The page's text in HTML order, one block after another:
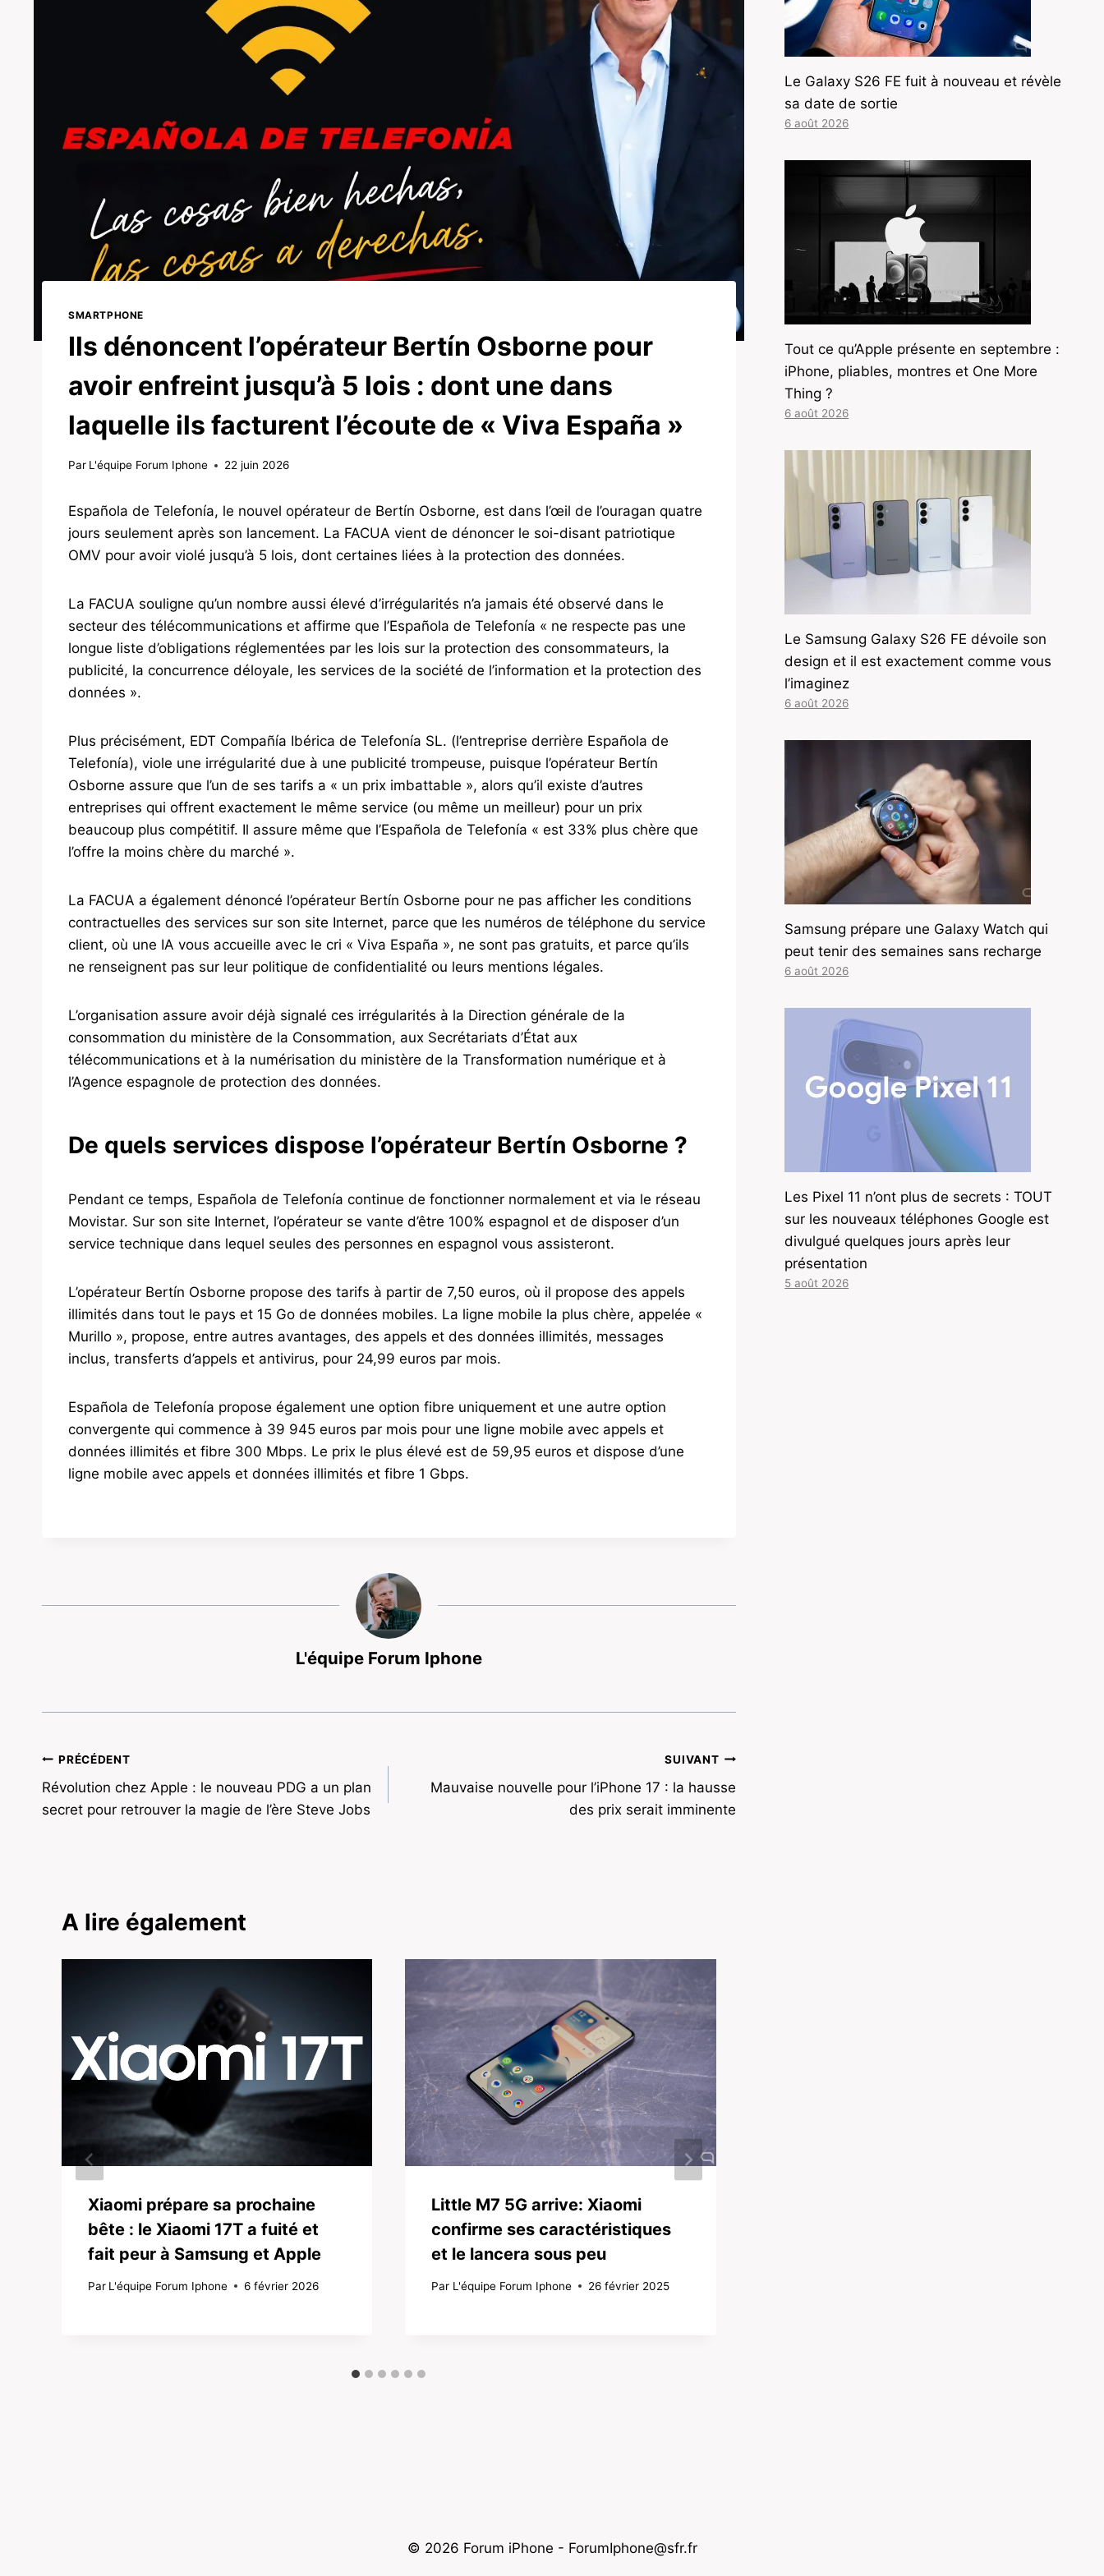
SMARTPHONE
Ils dénoncent l’opérateur Bertín Osborne pour
avoir enfreint jusqu’à 5 lois : dont une dans
laquelle ils facturent l’écoute de « Viva España »
Par L'équipe Forum Iphone 22 juin 2026
Española de Telefonía, le nouvel opérateur de Bertín Osborne, est dans l’œil de l’ouragan quatre
jours seulement après son lancement. La FACUA vient de dénoncer le soi-disant patriotique
OMV pour avoir violé jusqu’à 5 lois, dont certaines liées à la protection des données.
La FACUA souligne qu’un nombre aussi élevé d’irrégularités n’a jamais été observé dans le
secteur des télécommunications et affirme que l’Española de Telefonía « ne respecte pas une
longue liste d’obligations réglementées par les lois sur la protection des consommateurs, la
publicité, la concurrence déloyale, les services de la société de l’information et la protection des
données ».
Plus précisément, EDT Compañía Ibérica de Telefonía SL. (l’entreprise derrière Española de
Telefonía), viole une irrégularité due à une publicité trompeuse, puisque l’opérateur Bertín
Osborne assure que l’un de ses tarifs a « un prix imbattable », alors qu’il existe d’autres
entreprises qui offrent exactement le même service (ou même un meilleur) pour un prix
beaucoup plus compétitif. Il assure même que l’Española de Telefonía « est 33% plus chère que
l’offre la moins chère du marché ».
La FACUA a également dénoncé l’opérateur Bertín Osborne pour ne pas afficher les conditions
contractuelles des services sur son site Internet, parce que les numéros de téléphone du service
client, où une IA vous accueille avec le cri « Viva España », ne sont pas gratuits, et parce qu’ils
ne renseignent pas sur leur politique de confidentialité ou leurs mentions légales.
L’organisation assure avoir déjà signalé ces irrégularités à la Direction générale de la
consommation du ministère de la Consommation, aux Secrétariats d’État aux
télécommunications et à la numérisation du ministère de la Transformation numérique et à
l’Agence espagnole de protection des données.
De quels services dispose l’opérateur Bertín Osborne ?
Pendant ce temps, Española de Telefonía continue de fonctionner normalement et via le réseau
Movistar. Sur son site Internet, l’opérateur se vante d’être 100% espagnol et de disposer d’un
service technique dans lequel seules des personnes en espagnol vous assisteront.
L’opérateur Bertín Osborne propose des tarifs à partir de 7,50 euros, où il propose des appels
illimités dans tout le pays et 15 Go de données mobiles. La ligne mobile la plus chère, appelée «
Murillo », propose, entre autres avantages, des appels et des données illimités, messages
inclus, transferts d’appels et antivirus, pour 24,99 euros par mois.
Española de Telefonía propose également une option fibre uniquement et une autre option
convergente qui commence à 39 945 euros par mois pour une ligne mobile avec appels et
données illimités et fibre 300 Mbps. Le prix le plus élevé est de 59,95 euros et dispose d’une
ligne mobile avec appels et données illimités et fibre 1 Gbps.
L'équipe Forum Iphone
Navigation
de
PRÉCÉDENT
Révolution chez Apple : le nouveau PDG a un plan
secret pour retrouver la magie de l’ère Steve Jobs
SUIVANT
Mauvaise nouvelle pour l’iPhone 17 : la hausse
des prix serait imminente
A lire également
Xiaomi prépare sa prochaine
bête : le Xiaomi 17T a fuité et
fait peur à Samsung et Apple
Par L'équipe Forum Iphone 6 février 2026
Little M7 5G arrive: Xiaomi
confirme ses caractéristiques
et le lancera sous peu
Par L'équipe Forum Iphone 26 février 2025
Le Galaxy S26 FE fuit à nouveau et révèle
sa date de sortie
6 août 2026
Tout ce qu’Apple présente en septembre :
iPhone, pliables, montres et One More
Thing ?
6 août 2026
Le Samsung Galaxy S26 FE dévoile son
design et il est exactement comme vous
l’imaginez
6 août 2026
Samsung prépare une Galaxy Watch qui
peut tenir des semaines sans recharge
6 août 2026
Les Pixel 11 n’ont plus de secrets : TOUT
sur les nouveaux téléphones Google est
divulgué quelques jours après leur
présentation
5 août 2026
© 2026 Forum iPhone - ForumIphone@sfr.fr